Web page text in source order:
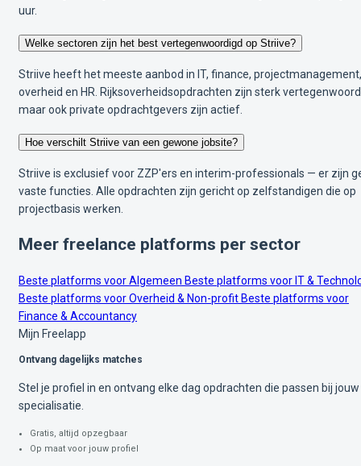
uur.
Welke sectoren zijn het best vertegenwoordigd op Striive?
Striive heeft het meeste aanbod in IT, finance, projectmanagement,
overheid en HR. Rijksoverheidsopdrachten zijn sterk
maar ook private opdrachtgevers zijn actief.
Hoe verschilt Striive van een gewone jobsite?
Striive is exclusief voor ZZP'ers en interim-professionals — er zijn
vaste functies. Alle opdrachten zijn gericht op zelfstandigen die op
projectbasis werken.
Meer freelance platforms per sector
Beste platforms voor Algemeen Beste platforms voor IT &
Beste platforms voor Overheid & Non-profit Beste platforms voor
Finance & Accountancy
Mijn Freelapp
Ontvang dagelijks matches
Stel je profiel in en ontvang elke dag opdrachten die passen bij jouw
specialisatie.
Gratis, altijd opzegbaar
Op maat voor jouw profiel